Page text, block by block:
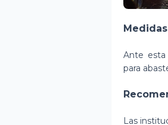
Ante esta
para
Las